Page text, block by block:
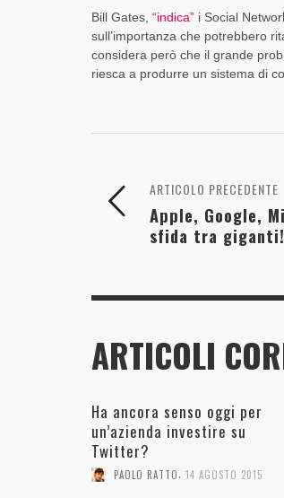
Bill Gates, “indica” i Social
sull’importanza che potrebbero
considera però che il grande
riesca a produrre un sistema di
ARTICOLO PRECEDENTE
Apple, Google,
sfida tra giganti!
ARTICOLI
Ha ancora senso oggi per
un’azienda investire su
Twitter?
PAOLO RATTO, 14 AGOSTO 2015